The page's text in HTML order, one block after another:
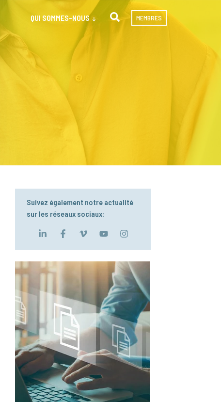
QUI SOMMES-NOUS MEMBRES
Suivez également notre actualité
sur les réseaux sociaux: